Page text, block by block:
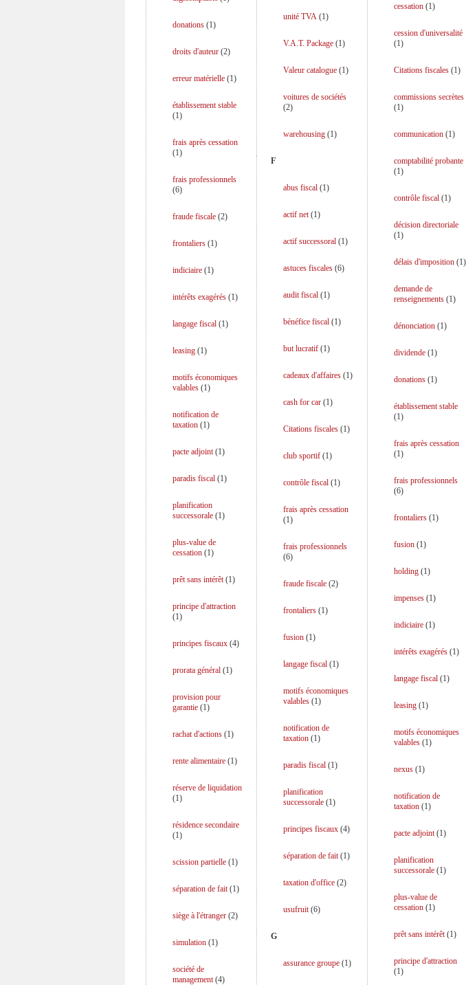
donations (1)
droits d'auteur (2)
erreur matérielle (1)
établissement stable
(1)
frais après cessation
(1)
frais professionnels
(6)
fraude fiscale (2)
frontaliers (1)
indiciaire (1)
intérêts exagérés (1)
langage fiscal (1)
leasing (1)
motifs économiques
valables (1)
notification de
taxation (1)
pacte adjoint(1)
paradis fiscal (1)
planification
successorale (1)
plus-value de
cessation (1)
prêt sans intérêt(1)
principe d'attraction
(1)
principes fiscaux (4)
prorata général (1)
provision pour
garantie (1)
rachat d'actions (1)
rente alimentaire (1)
réserve de liquidation
(1)
résidence secondaire
(1)
scission partielle (1)
séparation de fait(1)
siège à l'étranger (2)
simulation (1)
société de
management(4)
unité TVA(1)
V.A.T. Package(1)
Valeur catalogue(1)
voitures de sociétés
(2)
warehousing(1)
F
abus fiscal(1)
actif net(1)
actif successoral(1)
astuces fiscales(6)
audit fiscal(1)
bénéfice fiscal(1)
but lucratif(1)
cadeaux d'affaires(1)
cash for car(1)
Citations fiscales(1)
club sportif(1)
contrôle fiscal(1)
frais après cessation
(1)
frais professionnels
(6)
fraude fiscale(2)
frontaliers(1)
fusion(1)
langage fiscal(1)
motifs économiques
valables(1)
notification de
taxation(1)
paradis fiscal(1)
planification
successorale(1)
principes fiscaux(4)
séparation de fait(1)
taxation d'office(2)
usufruit(6)
G
assurance groupe(1)
cessation(1)
cession d'universalité
(1)
Citations fiscales(1)
commissions secrètes
(1)
communication(1)
comptabilité probante
(1)
contrôle fiscal(1)
décision directoriale
(1)
délais d'imposition(1)
demande de
renseignements(1)
dénonciation(1)
dividende(1)
donations(1)
établissement stable
(1)
frais après cessation
(1)
frais professionnels
(6)
frontaliers(1)
fusion(1)
holding(1)
impenses(1)
indiciaire(1)
intérêts exagérés(1)
langage fiscal(1)
leasing(1)
motifs économiques
valables(1)
nexus(1)
notification de
taxation(1)
pacte adjoint(1)
planification
successorale(1)
plus-value de
cessation(1)
prêt sans intérêt(1)
principe d'attraction
(1)